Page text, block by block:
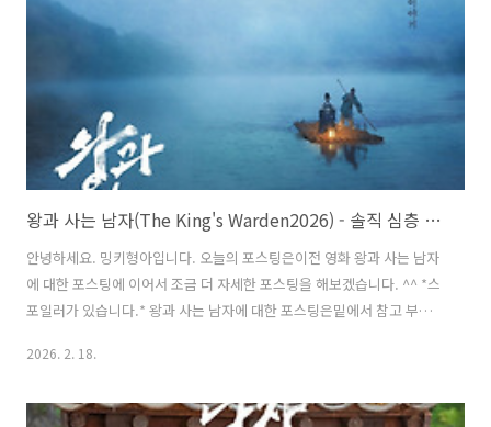
15세 이상 관람가개봉일 : 2026년 5월 21일러닝타임 : 122분..
왕과 사는 남자(The King's Warden2026) - 솔직 심층 후기 / 인간 이홍위의 당당한 마지막을 보여주는 영화
안녕하세요. 밍키형아입니다. 오늘의 포스팅은이전 영화 왕과 사는 남자
에 대한 포스팅에 이어서 조금 더 자세한 포스팅을 해보겠습니다. ^^ *스
포일러가 있습니다.* 왕과 사는 남자에 대한 포스팅은밑에서 참고 부탁
기, 정보, 쿠키 영상 / 인간 이홍위의 당당한 마지막을안녕하세요. 밍키형
자는 처음에는 취향이 아니어서 안 보려고 했지만... 요즘 인기가 좋은 데
2026. 2. 18.